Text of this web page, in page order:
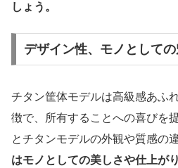
しょう。
デザイン性、モノとしての
チタン筐体モデルは高級感あふ
徴で、所有することへの喜びを
とチタンモデルの外観や質感の
はモノとしての美しさや仕上がり